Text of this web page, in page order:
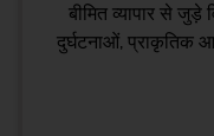
बीमित व्यापार से जुड़े
दुर्घटनाओं, प्राकृतिक